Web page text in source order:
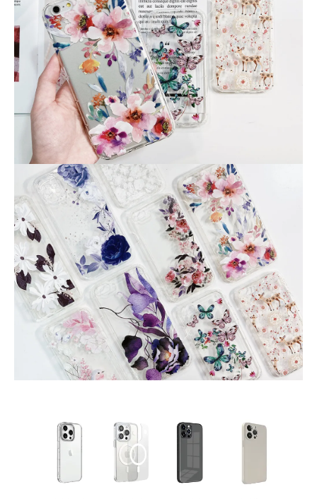
加入購物車
加購配件包折 $𝟯𝟬
大眼睛透氣網眼透
視化妝包
NT$ 129
NT$ 159
+
大眼睛透氣網眼透
視束口斜背包
NT$ 159
NT$ 189
- +
大眼睛透氣網
視手提沙灘包
NT$ 219
NT$ 249
-
加入購物車
瀏覽更多